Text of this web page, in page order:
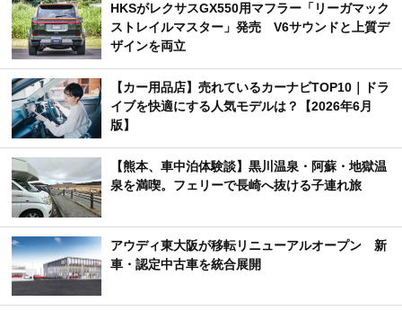
HKSがレクサスGX550用マフラー「リーガマック
ストレイルマスター」発売 V6サウンドと上質デ
ザインを両立
【カー用品店】売れているカーナビTOP10｜ドラ
イブを快適にする人気モデルは？【2026年6月
版】
【熊本、車中泊体験談】黒川温泉・阿蘇・地獄温
泉を満喫。フェリーで長崎へ抜ける子連れ旅
アウディ東大阪が移転リニューアルオープン 新
車・認定中古車を統合展開